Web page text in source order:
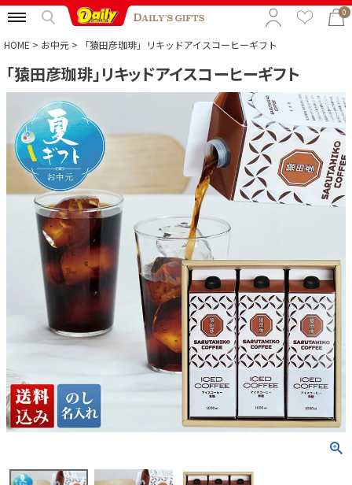
0
特集から選ぶ
予算から選ぶ
カテゴリから選ぶ
贈る相手から選ぶ
HOME お中元 「猿田彦珈琲」リキッドアイスコーヒーギフト
「猿田彦珈琲」リキッドアイスコーヒーギフト